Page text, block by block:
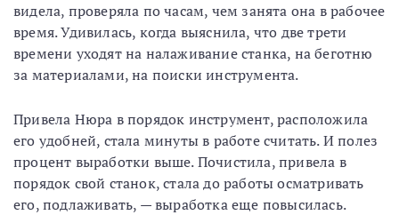
видела, проверяла по часам, чем занята она в рабочее
время. Удивилась, когда выяснила, что две трети
времени уходят на налаживание станка, на беготню
за материалами, на поиски инструмента.
Привела Нюра в порядок инструмент, расположила
его удобней, стала минуты в работе считать. И полез
процент выработки выше. Почистила, привела в
порядок свой станок, стала до работы осматривать
его, подлаживать, — выработка еще повысилась.